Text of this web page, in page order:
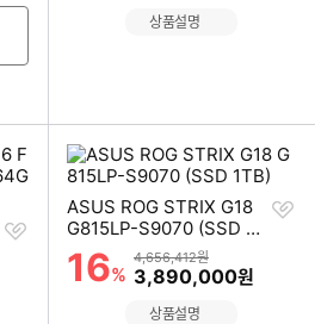
상품설명
찜
ASUS ROG STRIX G18
G815LP-S9070 (SSD 1T
B)
할인률
16%
상품금액
4,656,412원
할인금액
3,890,000원
찜
상품설명